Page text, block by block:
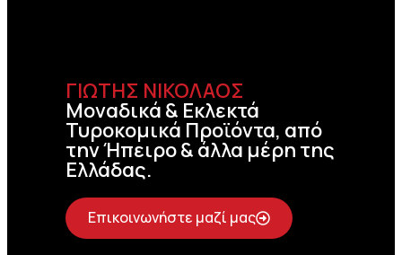
ΓΙΩΤΗΣ ΝΙΚΟΛΑΟΣ
Μοναδικά & Εκλεκτά
Τυροκομικά Προϊόντα, από
την Ήπειρο & άλλα μέρη της
Ελλάδας.
Επικοινωνήστε μαζί μας